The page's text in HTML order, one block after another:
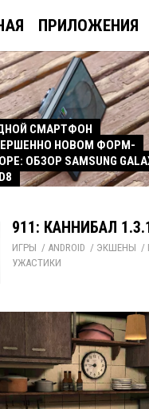
ПРИЛОЖЕНИЯ
СМАРТФОН
НОВОМ ФОРМ-
ОБЗОР SAMSUNG
911: КАННИБАЛ
ИГРЫ / ANDROID / ЭКШЕНЫ /
УЖАСТИКИ